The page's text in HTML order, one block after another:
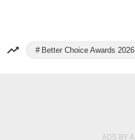
Better Choice Awards 2026